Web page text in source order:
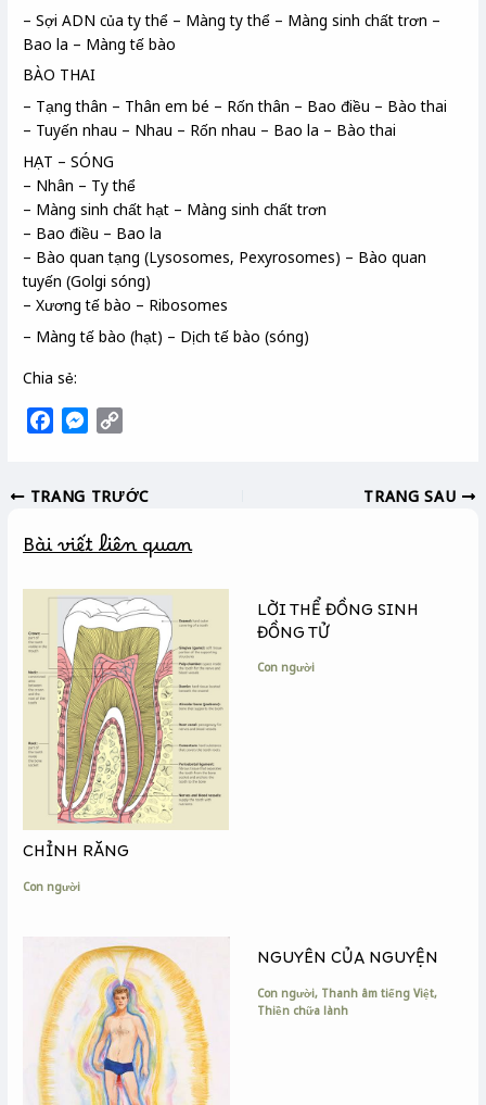
– Sợi ADN của ty thể – Màng ty thể – Màng sinh chất trơn –
Bao la – Màng tế bào
BÀO THAI
– Tạng thân – Thân em bé – Rốn thân – Bao điều – Bào thai
– Tuyến nhau – Nhau – Rốn nhau – Bao la – Bào thai
HẠT – SÓNG
– Nhân – Ty thể
– Màng sinh chất hạt – Màng sinh chất trơn
– Bao điều – Bao la
– Bào quan tạng (Lysosomes, Pexyrosomes) – Bào quan
tuyến (Golgi sóng)
– Xương tế bào – Ribosomes
– Màng tế bào (hạt) – Dịch tế bào (sóng)
Chia sẻ:
e
o
k
M
s
n
e
r
y
i
k
TRANG TRƯỚC TRANG SAU
Bài viết liên quan
CHỈNH RĂNG
Con người
LỜI THỂ ĐỒNG SINH
ĐỒNG TỬ
Con người
NGUYÊN CỦA NGUYỆN
Con người, Thanh âm tiếng Việt,
Thiền chữa lành